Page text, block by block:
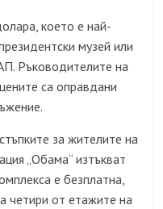
което е най-
музей или
Ръководителите на
са оправдани
за жителите на
„Обама“ изтъкват
е безплатна,
четири от етажите на